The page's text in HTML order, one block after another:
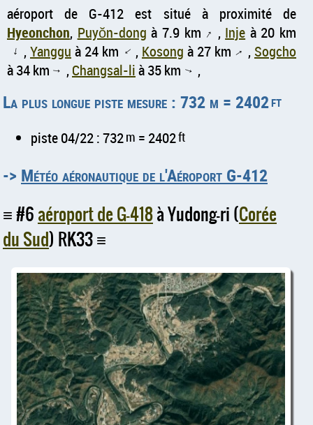
aéroport de G-412 est situé à proximité de
Hyeonchon, Puyŏn-dong à 7.9 km ↑ , Inje à 20 km
↑ ,Yanggu à 24 km ↑ , Kosong à 27 km ↑ , Sogcho
à 34 km ↑ ,Changsal-lià 35 km ↑ ,
La plus longue piste mesure : 732 m = 2402ft
piste 04/22 : 732m = 2402ft
-> Météo aéronautique de l'Aéroport G-412
#6aéroport de G-418à Yudong-ri (Corée
du Sud) RK33